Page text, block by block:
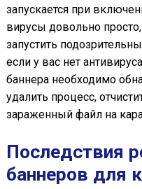
запускается при
вирусы довольно просто,
запустить
если у вас нет
баннера необходимо
удалить процесс,
зараженный файл на
Последствия
баннеров для